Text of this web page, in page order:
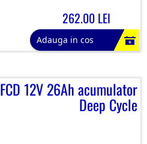
262.00 LEI
Adauga in cos
FCD 12V 26Ah acumulator
Deep Cycle